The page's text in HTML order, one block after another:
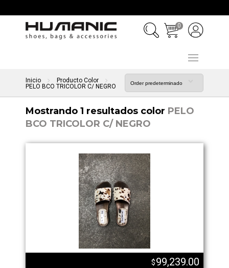
0
Inicio
Producto Color
PELO BCO TRICOLOR C/ NEGRO
Mostrando 1 resultados color PELO
BCO TRICOLOR C/ NEGRO
$99,239.00